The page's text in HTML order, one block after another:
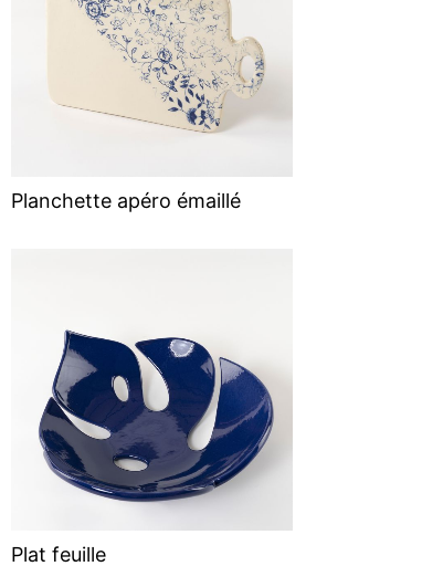
Planchette apéro émaillé
Plat feuille